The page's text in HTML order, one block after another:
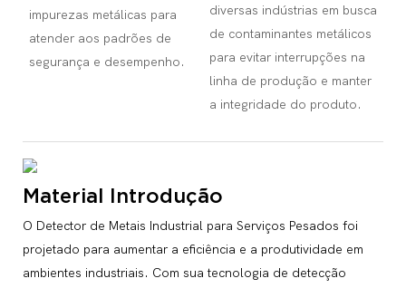
impurezas metálicas para
atender aos padrões de
segurança e desempenho.
diversas indústrias em busca
de contaminantes metálicos
para evitar interrupções na
linha de produção e manter
a integridade do produto.
Material Introdução
O Detector de Metais Industrial para Serviços Pesados ​​foi
projetado para aumentar a eficiência e a produtividade em
ambientes industriais. Com sua tecnologia de detecção